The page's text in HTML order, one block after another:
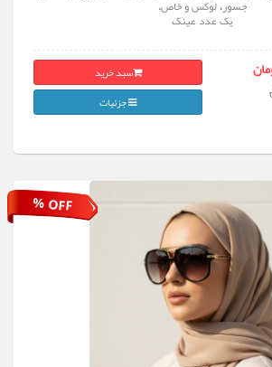
جسور، لوکس و خاص.
یک عدد عینک
سبد خرید
جزئیات
% OFF